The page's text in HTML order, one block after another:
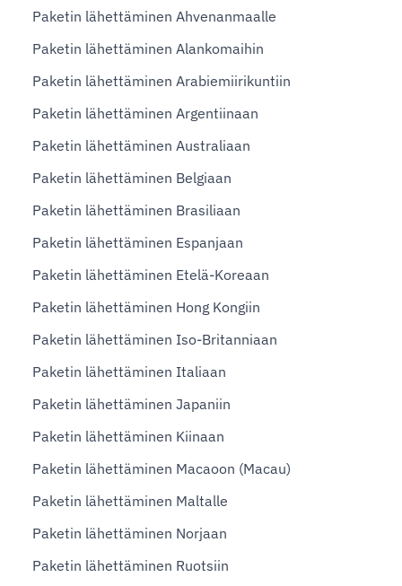
Paketin lähettäminen Ahvenanmaalle
Paketin lähettäminen Alankomaihin
Paketin lähettäminen Arabiemiirikuntiin
Paketin lähettäminen Argentiinaan
Paketin lähettäminen Australiaan
Paketin lähettäminen Belgiaan
Paketin lähettäminen Brasiliaan
Paketin lähettäminen Espanjaan
Paketin lähettäminen Etelä-Koreaan
Paketin lähettäminen Hong Kongiin
Paketin lähettäminen Iso-Britanniaan
Paketin lähettäminen Italiaan
Paketin lähettäminen Japaniin
Paketin lähettäminen Kiinaan
Paketin lähettäminen Macaoon (Macau)
Paketin lähettäminen Maltalle
Paketin lähettäminen Norjaan
Paketin lähettäminen Ruotsiin